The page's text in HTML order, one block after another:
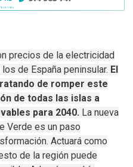
precios de la electricidad
de España peninsular. El
de romper este
de todas las islas a
para 2040. La nueva
Verde es un paso
Actuará como
de la región puede